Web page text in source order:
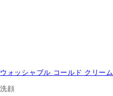
ウォッシャブル コールド クリーム
洗顔